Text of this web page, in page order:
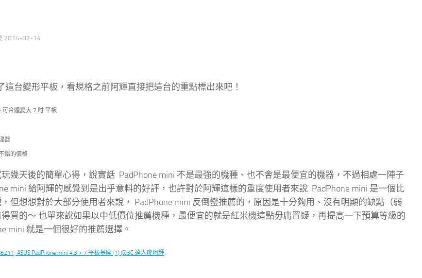
2014-02-14
這台變形平板，看規格之前阿輝直接把這台的重點標出來吧！
可合體變大 7 吋 平板
器
錯的價格
幾天後的簡單心得，說實話 PadPhone mini 不是最強的機種、也不會是最便宜的機器，不過相處一陣子
mini 給阿輝的感覺到是出乎意料的好評，也許對於阿輝這樣的重度使用者來說 PadPhone mini 是一個比
但想想對於大部分使用者來說， PadPhone mini 反倒蠻推薦的，原因是十分夠用、沒有明顯的缺點（弱
買的～ 也單來說如果以中低價位推薦機種，最便宜的就是紅米機這點毋庸置疑，再提高一下預算等級的
mini 就是一個很好的推薦選擇。